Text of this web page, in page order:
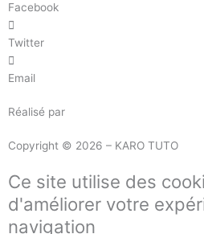
Facebook
Twitter
Email
Réalisé par
Copyright © 2026 – KARO TUTO
Ce site utilise des
d'améliorer votre
navigation